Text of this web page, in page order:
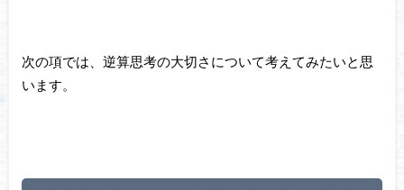
次の項では、逆算思考の大切さについて考えてみたいと思
います。